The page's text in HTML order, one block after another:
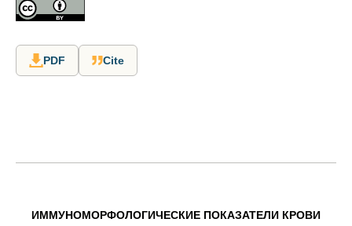
PDF Cite
ИММУНОМОРФОЛОГИЧЕСКИЕ ПОКАЗАТЕЛИ КРОВИ